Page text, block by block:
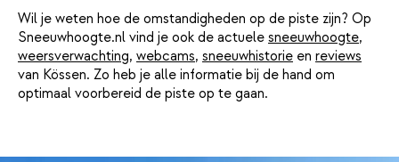
Wil je weten hoe de omstandigheden op de piste zijn? Op
Sneeuwhoogte.nl vind je ook de actuele sneeuwhoogte,
weersverwachting, webcams, sneeuwhistorie en reviews
van Kössen. Zo heb je alle informatie bij de hand om
optimaal voorbereid de piste op te gaan.